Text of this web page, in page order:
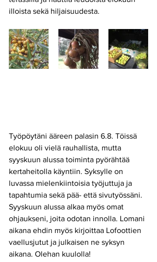
illoista sekä hiljaisuudesta.
Työpöytäni ääreen palasin 6.8. Töissä
elokuu oli vielä rauhallista, mutta
syyskuun alussa toiminta pyörähtää
kertaheitolla käyntiin. Syksylle on
luvassa mielenkiintoisia työjuttuja ja
tapahtumia sekä pää- että sivutyössäni.
Syyskuun alussa alkaa myös omat
ohjaukseni, joita odotan innolla. Lomani
aikana ehdin myös kirjoittaa Lofoottien
vaellusjutut ja julkaisen ne syksyn
aikana. Olehan kuulolla!